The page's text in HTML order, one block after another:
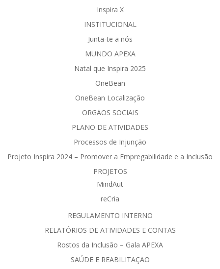
Inspira X
INSTITUCIONAL
Junta-te a nós
MUNDO APEXA
Natal que Inspira 2025
OneBean
OneBean Localização
ORGÃOS SOCIAIS
PLANO DE ATIVIDADES
Processos de Injunção
Projeto Inspira 2024 – Promover a Empregabilidade e a Inclusão
PROJETOS
MindAut
reCria
REGULAMENTO INTERNO
RELATÓRIOS DE ATIVIDADES E CONTAS
Rostos da Inclusão – Gala APEXA
SAÚDE E REABILITAÇÃO